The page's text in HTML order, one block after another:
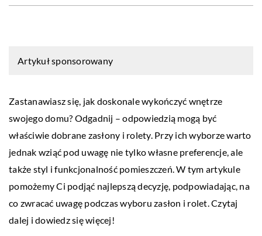
Artykuł sponsorowany
Zastanawiasz się, jak doskonale wykończyć wnętrze
swojego domu? Odgadnij – odpowiedzią mogą być
właściwie dobrane zasłony i rolety. Przy ich wyborze warto
jednak wziąć pod uwagę nie tylko własne preferencje, ale
także styl i funkcjonalność pomieszczeń. W tym artykule
pomożemy Ci podjąć najlepszą decyzję, podpowiadając, na
co zwracać uwagę podczas wyboru zasłon i rolet. Czytaj
dalej i dowiedz się więcej!